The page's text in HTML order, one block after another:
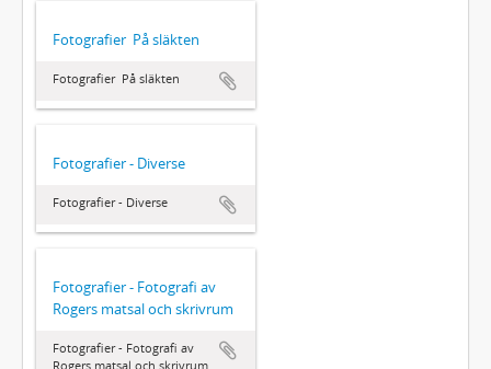
Fotografier  På släkten
Fotografier  På släkten
Fotografier - Diverse
Fotografier - Diverse
Fotografier - Fotografi av
Rogers matsal och skrivrum
Fotografier - Fotografi av
Rogers matsal och skrivrum